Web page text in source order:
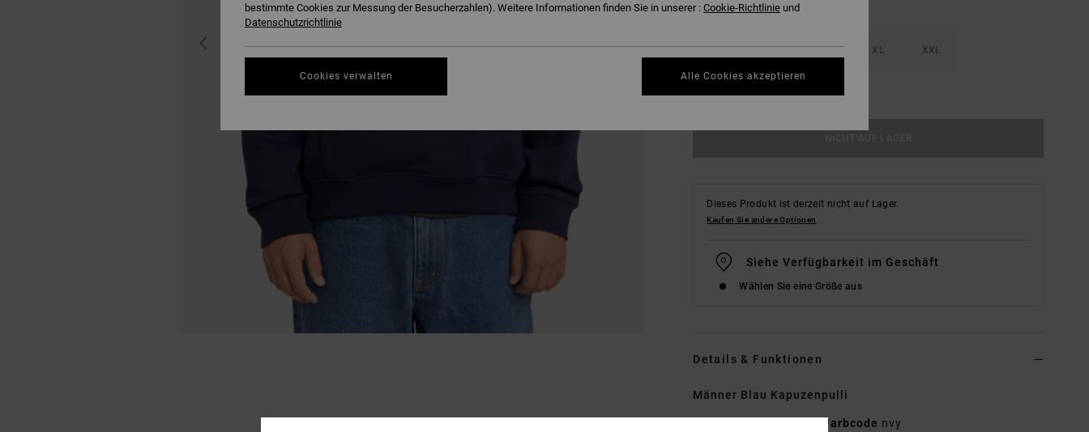
S M L XL XXL
Dieses Produkt ist derzeit nicht auf Lager.
Kaufen Sie andere Optionen
Siehe Verfügbarkeit im Geschäft
Wählen Sie eine Größe aus
Details & Funktionen
Männer Blau Kapuzenpulli
Farbcode nvy
bestimmte Cookies zur Messung der Besucherzahlen). Weitere Informationen finden Sie in unserer : Cookie-Richtlinie und
Datenschutzrichtlinie
Cookies verwalten Alle Cookies akzeptieren